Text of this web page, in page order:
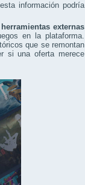
información podría
herramientas externas
en la plataforma.
que se remontan
si una oferta merece